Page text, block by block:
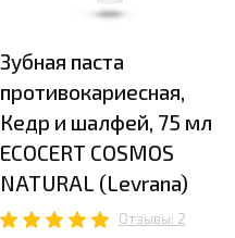
Зубная паста
противокариесная,
Кедр и шалфей, 75 мл
ECOCERT COSMOS
NATURAL (Levrana)
Отзывы: 2